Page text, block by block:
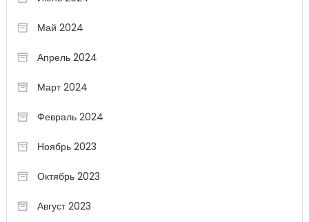
Май 2024
Апрель 2024
Март 2024
Февраль 2024
Ноябрь 2023
Октябрь 2023
Август 2023